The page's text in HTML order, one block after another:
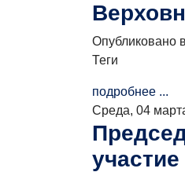
Опубликовано в
Теги
подробнее ...
Среда, 04